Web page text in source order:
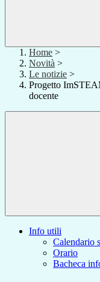
Home >
Novità >
Le notizie >
Progetto
docente
Info utili
Calendario
Orario
Bacheca